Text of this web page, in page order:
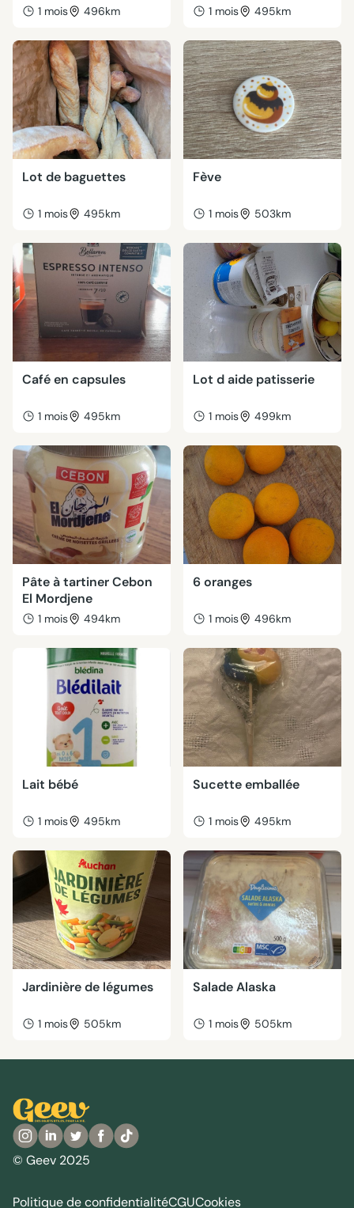
1 mois 496km 1 mois 495km
Lot de baguettes
1 mois 495km
Fève
1 mois 503km
Café en capsules
1 mois 495km
Lot d aide patisserie
1 mois 499km
Pâte à tartiner Cebon
El Mordjene
1 mois 494km
6 oranges
1 mois 496km
Lait bébé
1 mois 495km
Sucette emballée
1 mois 495km
Jardinière de légumes
1 mois 505km
Salade Alaska
1 mois 505km
© Geev 2025
Politique de confidentialitéCGUCookies